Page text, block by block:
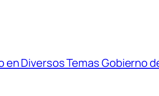
Diversos Temas Gobierno